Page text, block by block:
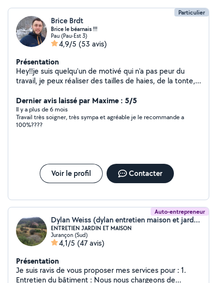
Particulier
Brice Brdt
Brice le béarnais !!!
Pau (Pau-Est 3)
4,9/5 (53 avis)
Présentation
Hey!!je suis quelqu'un de motivé qui n'a pas peur du
travail, je peux réaliser des tailles de haies, de la tonte,
bonne humeur est toujours là ! Vous pouvez compter sur
moi !
Dernier avis laissé par Maxime : 5/5
Il y a plus de 6 mois
Travail très soigner, très sympa et agréable je le recommande a
100%????
Voir le profil Contacter
Auto-entrepreneur
Dylan Weiss (dylan entretien maison et jardin)
ENTRETIEN JARDIN ET MAISON
Jurançon (Sud)
4,1/5 (47 avis)
Présentation
Je suis ravis de vous proposer mes services pour : 1.
Entretien du bâtiment : Nous nous chargeons de